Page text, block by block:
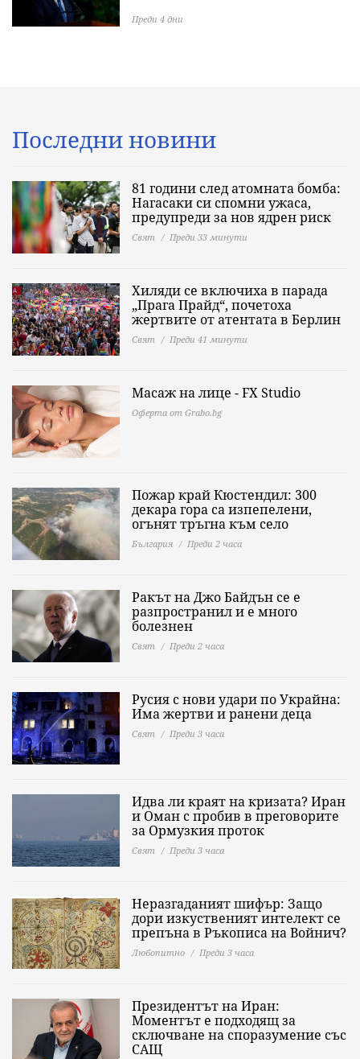
Преди 4 дни
Последни новини
81 години след атомната бомба:
Нагасаки си спомни ужаса,
предупреди за нов ядрен риск
Свят Преди 33 минути
Хиляди се включиха в парада
„Прага Прайд“, почетоха
жертвите от атентата в Берлин
Свят Преди 41 минути
Масаж на лице - FX Studio
Оферта от Grabo.bg
Пожар край Кюстендил: 300
декара гора са изпепелени,
огънят тръгна към село
България Преди 2 часа
Ракът на Джо Байдън се е
разпространил и е много
болезнен
Свят Преди 2 часа
Русия с нови удари по Украйна:
Има жертви и ранени деца
Свят Преди 3 часа
Идва ли краят на кризата? Иран
и Оман с пробив в преговорите
за Ормузкия проток
Свят Преди 3 часа
Неразгаданият шифър: Защо
дори изкуственият интелект се
препъна в Ръкописа на Войнич?
Любопитно Преди 3 часа
Президентът на Иран:
Моментът е подходящ за
сключване на споразумение със
САЩ